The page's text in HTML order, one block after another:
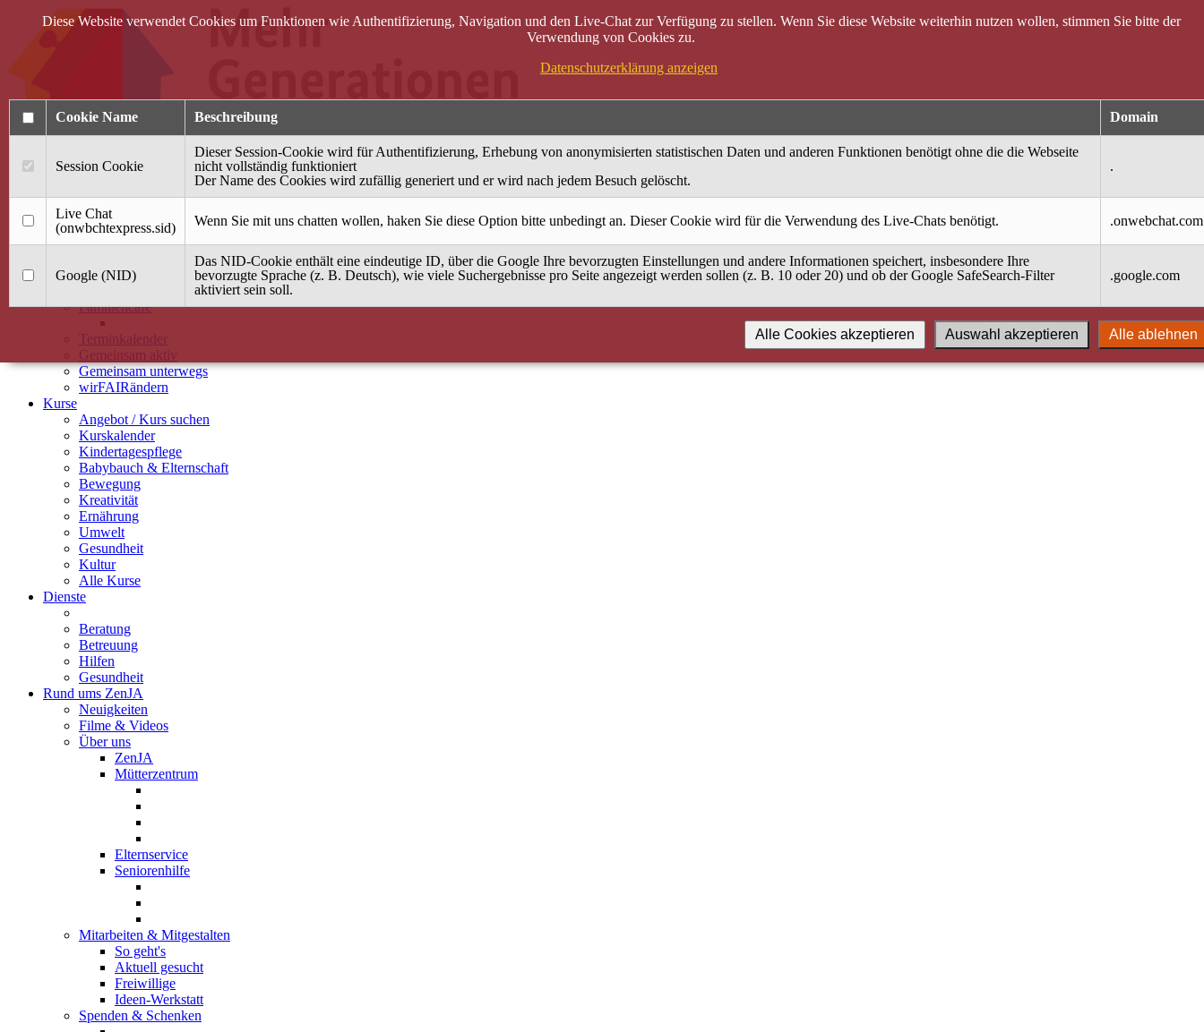
Anmelden
Startseite
Treffpunkt Jung & Alt
40 Jahre Mütterzentrum
Familiencafé
Terminkalender
Gemeinsam aktiv
Gemeinsam unterwegs
wirFAIRändern
Kurse
Angebot / Kurs suchen
Kurskalender
Kindertagespflege
Babybauch & Elternschaft
Bewegung
Kreativität
Ernährung
Umwelt
Gesundheit
Kultur
Alle Kurse
Dienste
Beratung
Betreuung
Hilfen
Gesundheit
Rund ums ZenJA
Neuigkeiten
Filme & Videos
Über uns
ZenJA
Mütterzentrum
Elternservice
Seniorenhilfe
Mitarbeiten & Mitgestalten
So geht's
Aktuell gesucht
Freiwillige
Ideen-Werkstatt
Spenden & Schenken
Diese Website verwendet Cookies um Funktionen wie Authentifizierung, Navigation und den Live-Chat zur Verfügung zu stellen. Wenn Sie diese Website weiterhin nutzen wollen, stimmen Sie bitte der
Verwendung von Cookies zu.
Datenschutzerklärung anzeigen
Cookie Name Beschreibung Domain
Session Cookie
Dieser Session-Cookie wird für Authentifizierung, Erhebung von anonymisierten statistischen Daten und anderen Funktionen benötigt ohne die die Webseite
nicht vollständig funktioniert
Der Name des Cookies wird zufällig generiert und er wird nach jedem Besuch gelöscht.
.
Live Chat
(onwbchtexpress.sid)
Wenn Sie mit uns chatten wollen, haken Sie diese Option bitte unbedingt an. Dieser Cookie wird für die Verwendung des Live-Chats benötigt. .onwebchat.com
Google (NID)
Das NID-Cookie enthält eine eindeutige ID, über die Google Ihre bevorzugten Einstellungen und andere Informationen speichert, insbesondere Ihre
bevorzugte Sprache (z. B. Deutsch), wie viele Suchergebnisse pro Seite angezeigt werden sollen (z. B. 10 oder 20) und ob der Google SafeSearch-Filter
aktiviert sein soll.
.google.com
Alle ablehnen
Auswahl akzeptieren
Alle Cookies akzeptieren